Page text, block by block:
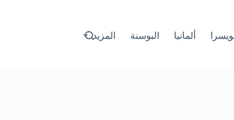
ألمانيا البوسنة المزيد